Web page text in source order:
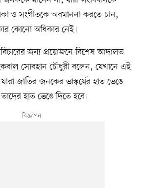
ও সংগীতকে অবমাননা করতে চান,
কোনো অধিকার নেই।
বিচারের জন্য প্রয়োজনে বিশেষ আদালত
সোবহান চৌধুরী বলেন, যেখানে এই
জাতির জনকের ভাস্কর্যের হাত ভেঙে
হাত ভেঙে দিতে হবে।